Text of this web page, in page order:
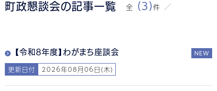
町政懇談会の記事一覧 全 (3)件
【令和8年度】わがまち座談会 NEW
更新日付 2026年08月06日(木)